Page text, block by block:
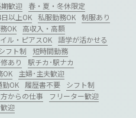
歓迎
春・夏・冬休限定
以上OK 私服勤務OK
制服あり
OK
高収入・高額
ル・ピアスOK
語学が活かせる
フト制
短時間勤務
あり
駅チカ･駅ナカ
OK
主婦･主夫歓迎
勤OK 履歴書不要
シフト制
からの仕事
フリーター歓迎
迎